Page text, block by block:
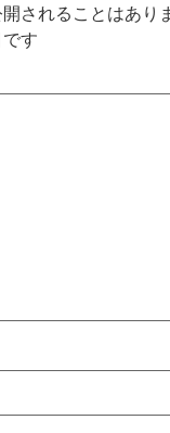
されることはあり
す